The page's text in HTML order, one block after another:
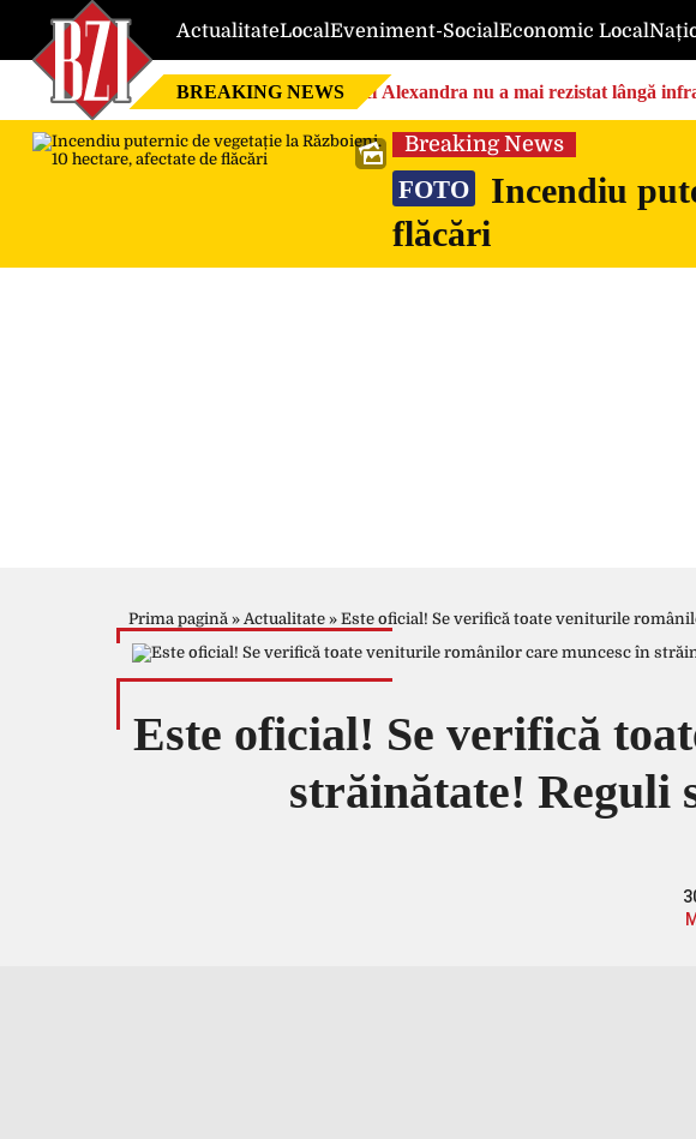
ActualitateLocalEveniment-SocialEconomic Local
BREAKING NEWS Nici Alexandra nu a mai rezistat lângă
Breaking News
FOTO
Incendiu
flăcări
Prima pagină » Actualitate » Este oficial! Se verifică toate veniturile
Este oficial! Se verifică
străinătate! Reguli